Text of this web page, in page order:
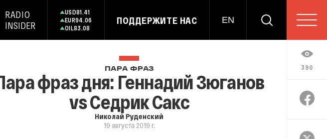
RADIO
INSIDER
USD81.41
EUR94.06
OIL83.08
ПОДДЕРЖИТЕ НАС EN
390
ПАРА ФРАЗ
фраз дня: Геннадий Зюганов
vs Седрик Сакс
Николай Руденский
19 августа 2019 г.